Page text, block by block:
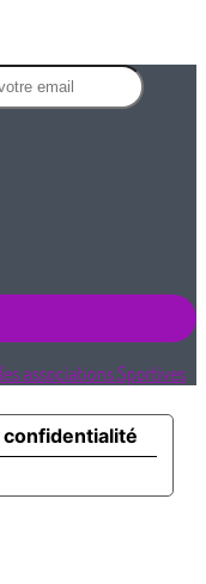
associations Sportives